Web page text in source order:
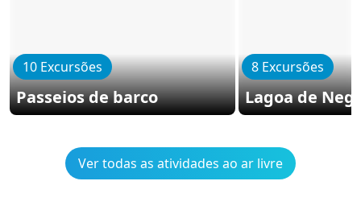
10 Excursões
Passeios de barco
8 Excursões
Lagoa de
Ver todas as atividades ao ar livre